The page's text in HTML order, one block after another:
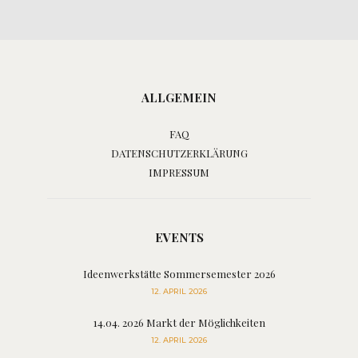
ALLGEMEIN
FAQ
DATENSCHUTZERKLÄRUNG
IMPRESSUM
EVENTS
Ideenwerkstätte Sommersemester 2026
12. APRIL 2026
14.04. 2026 Markt der Möglichkeiten
12. APRIL 2026